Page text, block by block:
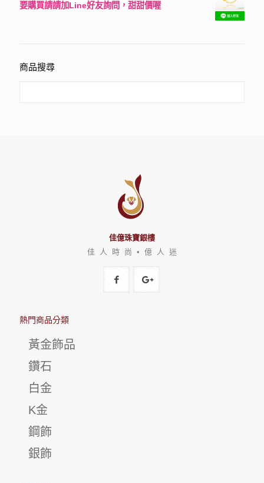
評分3150滿分 5
要購買請請加Line好友詢問，甜甜價喔
商品搜尋
佳億珠寶銀樓
佳 人 時 尚 • 億 人 迷
熱門商品分類
黃金飾品
鑽石
白金
K金
鋼飾
銀飾